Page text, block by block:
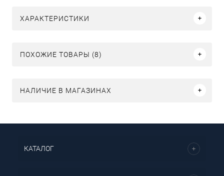
ХАРАКТЕРИСТИКИ
ПОХОЖИЕ ТОВАРЫ (8)
НАЛИЧИЕ В МАГАЗИНАХ
КАТАЛОГ